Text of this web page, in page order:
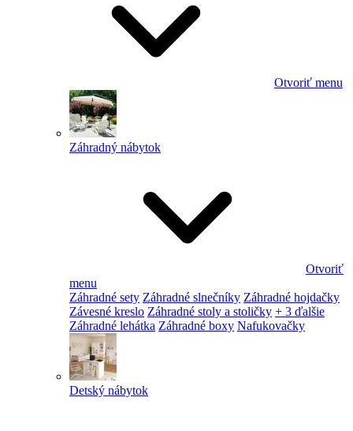
Otvoriť menu
Záhradný nábytok
Otvoriť
menu
Záhradné sety Záhradné slnečníky Záhradné hojdačky
Závesné kreslo Záhradné stoly a stoličky + 3 ďalšie
Záhradné lehátka Záhradné boxy Nafukovačky
Detský nábytok